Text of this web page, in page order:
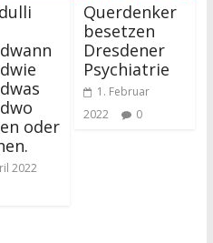
oder
2022
Querdenker
besetzen
Dresdener
Psychiatrie
1. Februar
2022
0